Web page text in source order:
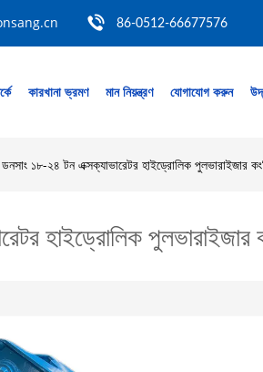
86-0512-66677576
কারখানা ভ্রমণ মান নিয়ন্ত্রণ যোগাযোগ করুন
ডনসাং ১৮-২৪ টন এক্সক্যাভারেটর হাইড্রোলিক পুলভারাইজার
হাইড্রোলিক